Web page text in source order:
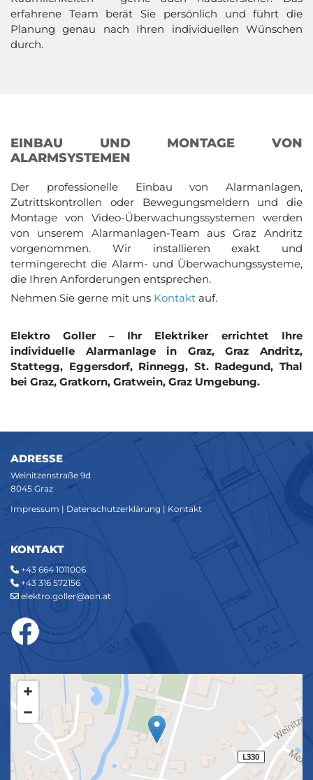
erfahrene Team berät Sie persönlich und führt die
Planung genau nach Ihren individuellen Wünschen
durch.
EINBAU UND MONTAGE VON
ALARMSYSTEMEN
Der professionelle Einbau von Alarmanlagen,
Zutrittskontrollen oder Bewegungsmeldern und die
Montage von Video-Überwachungssystemen werden
von unserem Alarmanlagen-Team aus Graz Andritz
vorgenommen. Wir installieren exakt und
termingerecht die Alarm- und Überwachungssysteme,
die Ihren Anforderungen entsprechen.
Nehmen Sie gerne mit uns Kontakt auf.
Elektro Goller – Ihr Elektriker errichtet Ihre
individuelle Alarmanlage in Graz, Graz Andritz,
Stattegg, Eggersdorf, Rinnegg, St. Radegund, Thal
bei Graz, Gratkorn, Gratwein, Graz Umgebung.
ADRESSE
Weinitzenstraße 9d
8045 Graz
Impressum | Datenschutzerklärung | Kontakt
KONTAKT
 +43 664 1011006
 +43 316 572156
 elektro.goller@aon.at